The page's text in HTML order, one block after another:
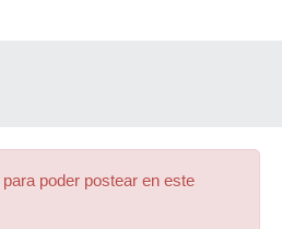
para poder postear en este